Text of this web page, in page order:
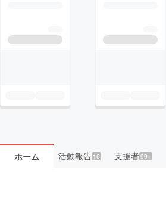
ホーム 活動報告16 支援者99+